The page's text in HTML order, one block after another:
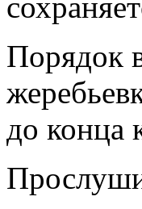
Порядок
до конца